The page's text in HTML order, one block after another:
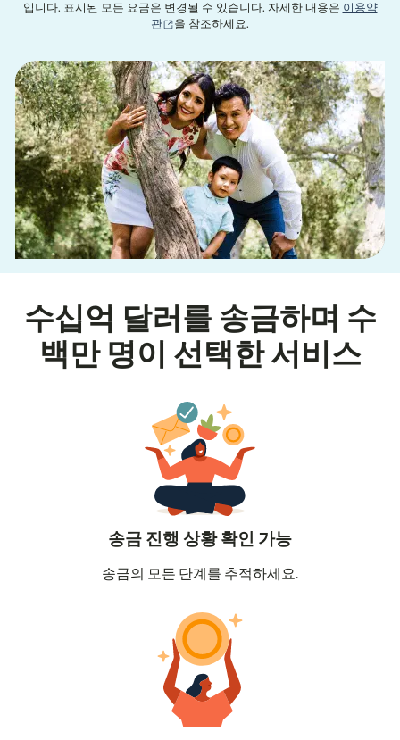
입니다. 표시된 모든 요금은 변경될 수 있습니다. 자세한 내용은 이용약
관
(새 창에서 열림)
을 참조하세요.
수십억 달러를 송금하며 수
백만 명이 선택한 서비스
송금 진행 상황 확인 가능
송금의 모든 단계를 추적하세요.